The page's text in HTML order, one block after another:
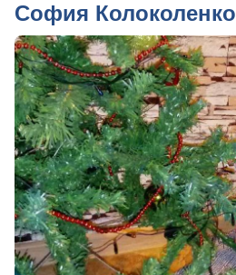
София Колоколенко